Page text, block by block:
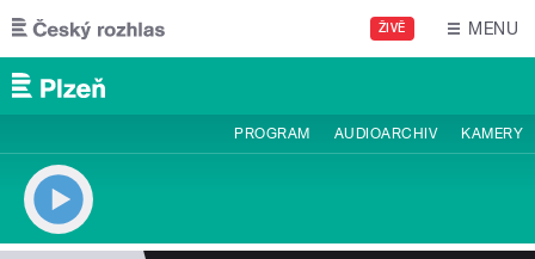
Přejít k hlavnímu obsahu
ŽIVĚ MENU
PROGRAM AUDIOARCHIV KAMERY